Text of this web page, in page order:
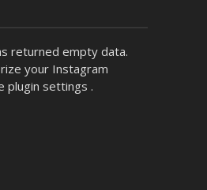
returned empty data.
your Instagram
plugin settings .